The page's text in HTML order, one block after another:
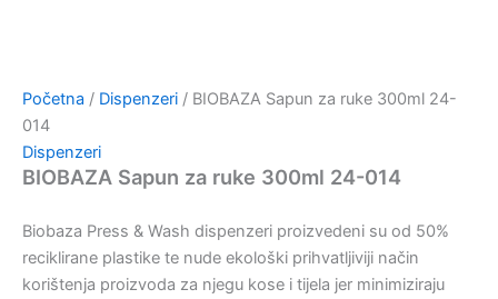
Početna / Dispenzeri / BIOBAZA Sapun za ruke 300ml 24-
014
Dispenzeri
BIOBAZA Sapun za ruke 300ml 24-014
Biobaza Press & Wash dispenzeri proizvedeni su od 50%
reciklirane plastike te nude ekološki prihvatljiviji način
korištenja proizvoda za njegu kose i tijela jer minimiziraju